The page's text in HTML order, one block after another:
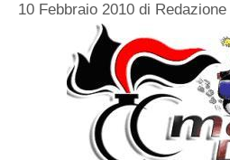
10 Febbraio 2010 di Redazione